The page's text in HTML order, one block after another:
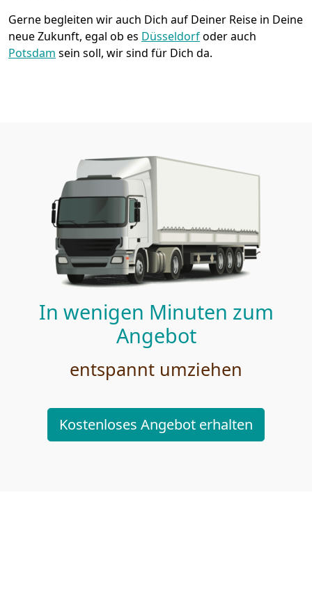
Gerne begleiten wir auch Dich auf Deiner Reise in Deine
neue Zukunft, egal ob es Düsseldorfoder auch
Potsdam sein soll, wir sind für Dich da.
In wenigen Minuten zum
Angebot
entspannt umziehen
Kostenloses Angebot erhalten